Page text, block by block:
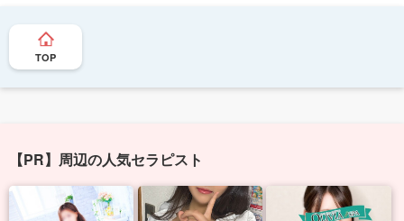
TOP
【PR】周辺の人気セラピスト